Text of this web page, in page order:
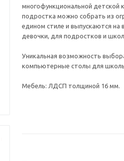
многофункциональной детской
подростка можно собрать из
едином стиле и выпускаются
девочки, для подростков и
Уникальная возможность
компьютерные столы для
Мебель: ЛДСП толщиной 16 мм.